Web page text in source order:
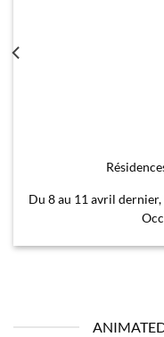
Du 8 au 11 avril